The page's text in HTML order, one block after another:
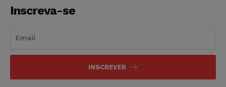
Inscreva-se
INSCREVER